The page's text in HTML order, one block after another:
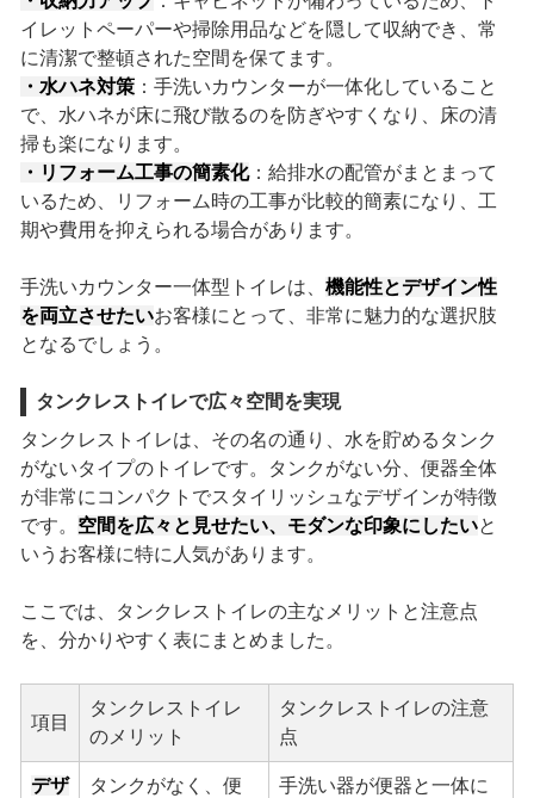
イレットペーパーや掃除用品などを隠して収納でき、常
に清潔で整頓された空間を保てます。
・水ハネ対策：手洗いカウンターが一体化していること
で、水ハネが床に飛び散るのを防ぎやすくなり、床の清
掃も楽になります。
・リフォーム工事の簡素化：給排水の配管がまとまって
いるため、リフォーム時の工事が比較的簡素になり、工
期や費用を抑えられる場合があります。
手洗いカウンター一体型トイレは、 機能性とデザイン性
を両立させたいお客様にとって、非常に魅力的な選択肢
となるでしょう。
タンクレストイレで広々空間を実現
タンクレストイレは、その名の通り、水を貯めるタンク
がないタイプのトイレです。タンクがない分、便器全体
が非常にコンパクトでスタイリッシュなデザインが特徴
です。 空間を広々と見せたい、モダンな印象にしたいと
いうお客様に特に人気があります。
ここでは、タンクレストイレの主なメリットと注意点
を、分かりやすく表にまとめました。
項目
タンクレストイレ
のメリット
タンクレストイレの注意
点
デザ
タンクがなく、便
手洗い器が便器と一体に